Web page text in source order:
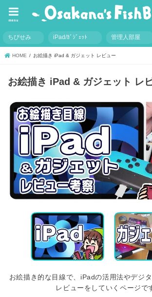
menu
ちびせみ iPad/ｶﾞｼﾞｪｯﾄ 管理人部屋
HOME お絵描き iPad & ガジェット レビュー
お絵描き iPad & ガジェット レ
お絵描き的な目線で、iPadの活用法やデジ
レビューをしていくページで